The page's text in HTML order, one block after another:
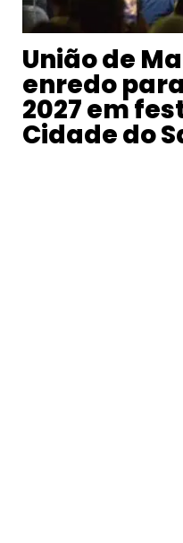
União de
enredo
2027 em
Cidade do